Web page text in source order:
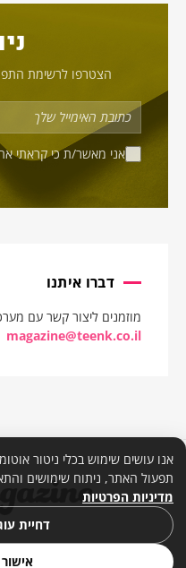
הצטרפו לרשימת
אני מאשר/ת כי קראתי
דברו איתנו
מוזמנים ליצור קשר עם
magazine@teenk.co.il
תפעול האתר, ניתוח שימושים
מדיניות הפרטיות
דחיית